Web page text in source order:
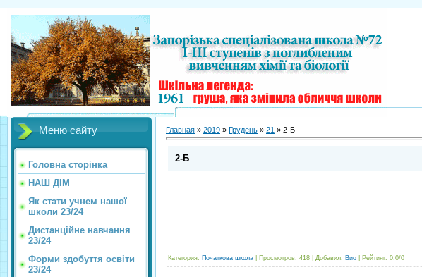
Меню сайту
Головна сторінка
НАШ ДІМ
Як стати учнем нашої
школи 23/24
Дистанційне навчання
23/24
Форми здобуття освіти
23/24
Главная » 2019 » Грудень » 21 » 2-Б
2-Б
Категория: Початкова школа Просмотров: 418 Добавил: Вио Рейтинг: 0.0/0